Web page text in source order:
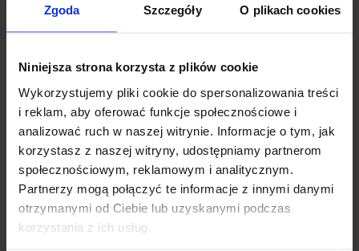
Zgoda Szczegóły O plikach cookies
Niniejsza strona korzysta z plików cookie
Wykorzystujemy pliki cookie do spersonalizowania treści
i reklam, aby oferować funkcje społecznościowe i
analizować ruch w naszej witrynie. Informacje o tym, jak
korzystasz z naszej witryny, udostępniamy partnerom
społecznościowym, reklamowym i analitycznym.
Partnerzy mogą połączyć te informacje z innymi danymi
otrzymanymi od Ciebie lub uzyskanymi podczas
korzystania z ich usług.
Moduł Sieciowy Ethernet Wiznet
W5500 SPI Miniaturowy
41,29zł z VAT
Wysyłkaz Polski w 24h
+ Do koszyka
Przycisk Dotykowy Pojedynczy TTP223
+ Piny
4,88 zł z VAT
Wysyłkaz Polski w 24h
+ Do koszyka